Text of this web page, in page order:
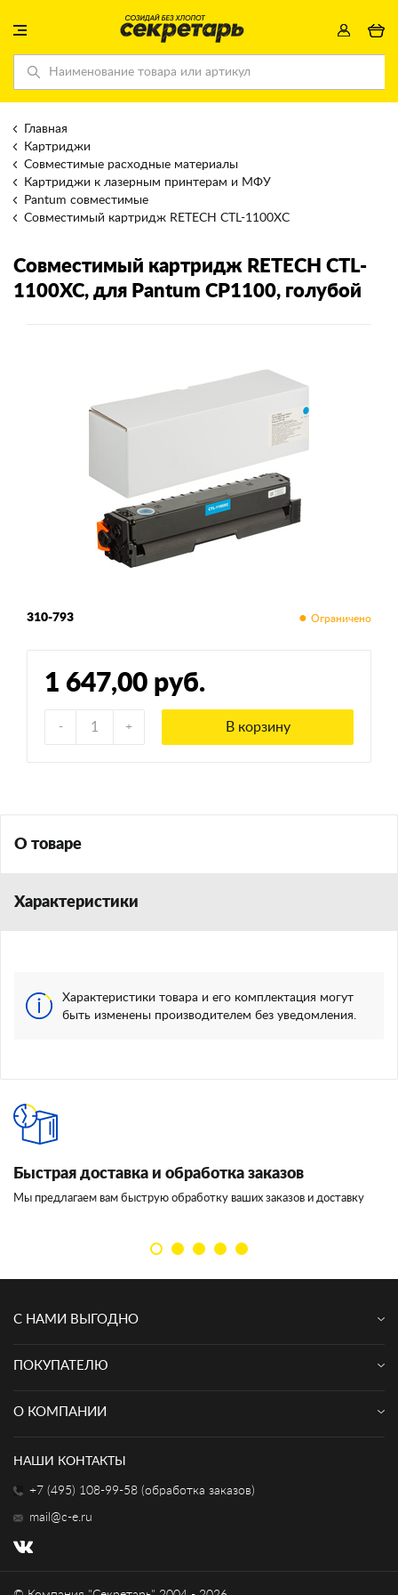
Главная
Картриджи
Совместимые расходные материалы
Картриджи к лазерным принтерам и МФУ
Pantum совместимые
Cовместимый картридж RETECH CTL-1100XC
Cовместимый картридж RETECH CTL-
1100XC, для Pantum CP1100, голубой
310-793
1 647,00 руб.
В корзину
О товаре
Характеристики
Характеристики товара и его комплектация могут
быть изменены производителем без уведомления.
Быстрая доставка и обработка заказов
Мы предлагаем вам быструю обработку ваших заказов и доставку
С НАМИ ВЫГОДНО
ПОКУПАТЕЛЮ
О КОМПАНИИ
НАШИ КОНТАКТЫ
+7 (495) 108-99-58 (обработка заказов)
mail@c-e.ru